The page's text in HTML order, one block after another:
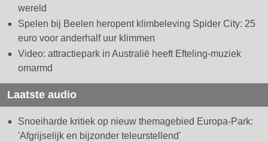
wereld
Spelen bij Beelen heropent klimbeleving Spider City: 25
euro voor anderhalf uur klimmen
Video: attractiepark in Australië heeft Efteling-muziek
omarmd
Laatste audio
Snoeiharde kritiek op nieuw themagebied Europa-Park:
'Afgrijselijk en bijzonder teleurstellend'